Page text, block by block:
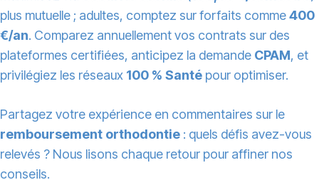
plus mutuelle ; adultes, comptez sur forfaits comme400
€/an. Comparez annuellement vos contrats sur des
plateformes certifiées, anticipez la demande CPAM, et
privilégiez les réseaux 100 % Santé pour optimiser.
Partagez votre expérience en commentaires sur le
remboursement orthodontie : quels défis avez-vous
relevés ? Nous lisons chaque retour pour affiner nos
conseils.